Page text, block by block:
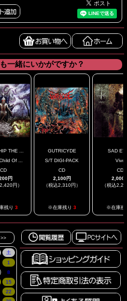
一緒にいかがですか？
THE ...
Of ...
CD
円
円）
残り 3
GUTRICYDE
S/T DIGI-PACK
CD
2,100円
（税込2,310円）
※在庫残り 3
SAD
Vivo
CD
2,000
（税込
※在庫残